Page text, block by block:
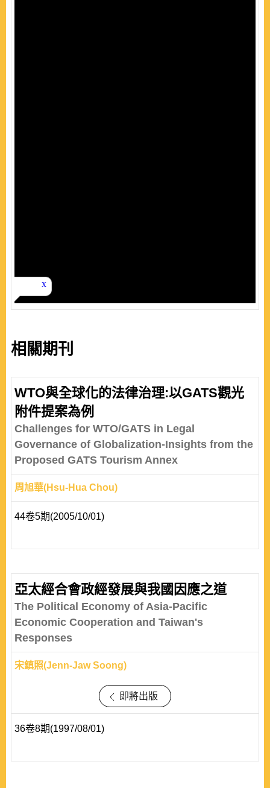
相關期刊
WTO與全球化的法律治理:以GATS觀光
附件提案為例
Challenges for WTO/GATS in Legal
Governance of Globalization-Insights from the
Proposed GATS Tourism Annex
周旭華(Hsu-Hua Chou)
44卷5期(2005/10/01)
亞太經合會政經發展與我國因應之道
The Political Economy of Asia-Pacific
Economic Cooperation and Taiwan's
Responses
宋鎮照(Jenn-Jaw Soong)
即將出版
36卷8期(1997/08/01)